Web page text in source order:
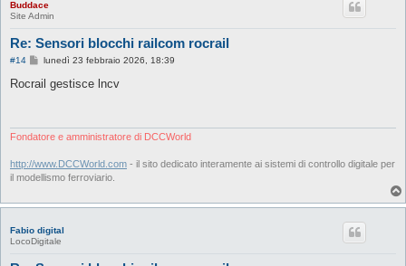
Buddace
Site Admin
Re: Sensori blocchi railcom rocrail
#14
M
s
i
lunedì 23 febbraio 2026, 18:39
Rocrail gestisce lncv
Fondatore e amministratore di DCCWorld
http://www.DCCWorld.com - il sito dedicato interamente ai sistemi di controllo digitale per
il modellismo ferroviario.
Fabio digital
LocoDigitale